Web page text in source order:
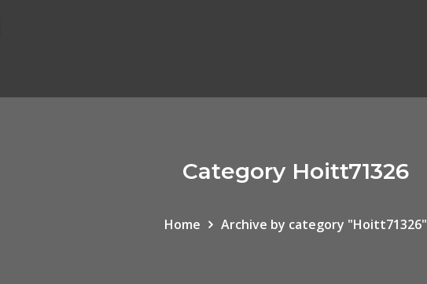
Category Hoitt71326
Home Archive by category "Hoitt71326"